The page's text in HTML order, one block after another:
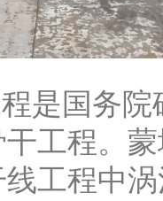
是国务
工程。
工程中